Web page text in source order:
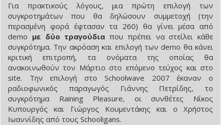
Για πρακτικούς λόγους, μια πρώτη επιλογή των
συγκροτημάτων που θα δηλώσουν συμμετοχή (την
περασμένη φορά έφτασαν τα 260) θα γίνει μέσα από
demo με δύο τραγούδια που πρέπει να στείλει κάθε
συγκρότημα. Την ακρόαση και επιλογή των demo θα κάνει
κριτική επιτροπή, τα ονόματα της οποίας θα
ανακοινωθούν τον Μάρτιο στο επόμενο τεύχος και στο
site. Την επιλογή στο Schoolwave 2007 έκαναν ο
ραδιοφωνικός παραγωγός Γιάννης Πετρίδης, το
συγκρότημα Raining Pleasure, οι συνθέτες Νίκος
Κυπουργός και Γιώργος Κουμεντάκης και ο Χρήστος
Ιωαννίδης από τους Schooligans.